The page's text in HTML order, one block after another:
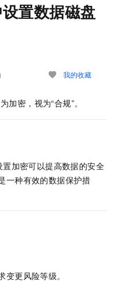
置数据磁盘
我的收藏
加密，视为“合规”。
加密可以提高数据的安全
一种有效的数据保护措
更风险等级。